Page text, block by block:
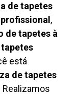
de tapetes
,
de tapetes à
está
de tapetes